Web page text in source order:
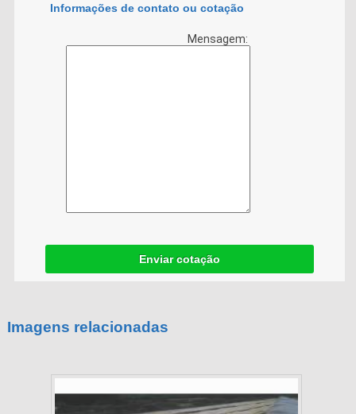
Informações de contato ou cotação
Mensagem:
Enviar cotação
Imagens relacionadas